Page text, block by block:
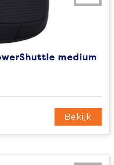
medium
Bekijk